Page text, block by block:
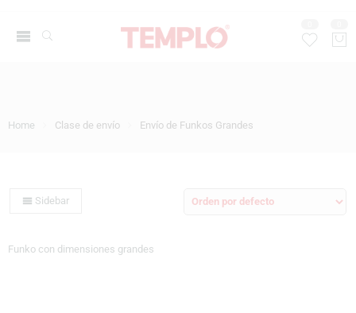
Home Clase de envío Envío de Funkos Grandes
Sidebar
Funko con dimensiones grandes